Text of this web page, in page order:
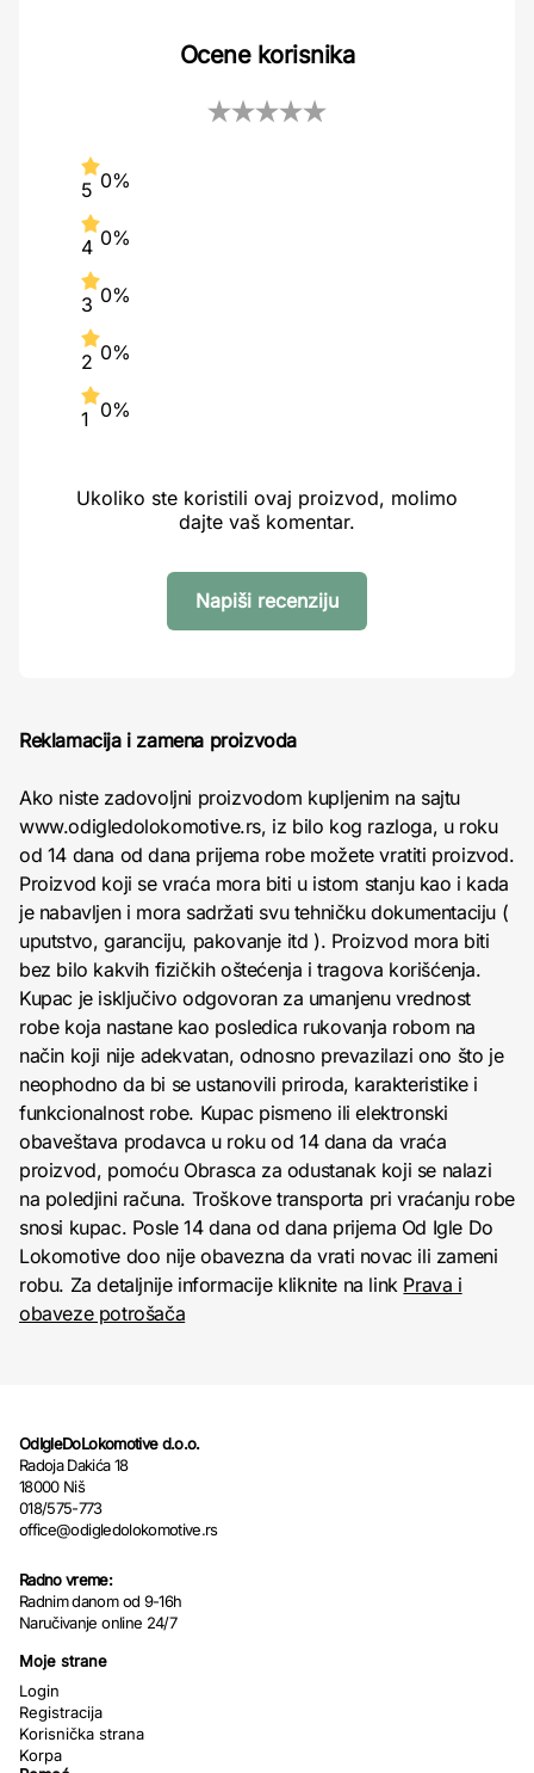
Ocene korisnika
5 0%
4 0%
3 0%
2 0%
1 0%
Ukoliko ste koristili ovaj proizvod, molimo
dajte vaš komentar.
Napiši recenziju
Reklamacija i zamena proizvoda
Ako niste zadovoljni proizvodom kupljenim na sajtu
www.odigledolokomotive.rs, iz bilo kog razloga, u roku
od 14 dana od dana prijema robe možete vratiti proizvod.
Proizvod koji se vraća mora biti u istom stanju kao i kada
je nabavljen i mora sadržati svu tehničku dokumentaciju (
uputstvo, garanciju, pakovanje itd ). Proizvod mora biti
bez bilo kakvih fizičkih oštećenja i tragova korišćenja.
Kupac je isključivo odgovoran za umanjenu vrednost
robe koja nastane kao posledica rukovanja robom na
način koji nije adekvatan, odnosno prevazilazi ono što je
neophodno da bi se ustanovili priroda, karakteristike i
funkcionalnost robe. Kupac pismeno ili elektronski
obaveštava prodavca u roku od 14 dana da vraća
proizvod, pomoću Obrasca za odustanak koji se nalazi
na poledjini računa. Troškove transporta pri vraćanju robe
snosi kupac. Posle 14 dana od dana prijema Od Igle Do
Lokomotive doo nije obavezna da vrati novac ili zameni
robu. Za detaljnije informacije kliknite na link Prava i
obaveze potrošača
OdIgleDoLokomotive d.o.o.
Radoja Dakića 18
18000 Niš
018/575-773
office@odigledolokomotive.rs
Radno vreme:
Radnim danom od 9-16h
Naručivanje online 24/7
Moje strane
Login
Registracija
Korisnička strana
Korpa